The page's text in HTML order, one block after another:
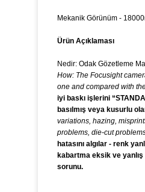
Mekanik Görünüm -
Ürün Açıklaması
Nedir: Odak Gözetleme
How: The Focusight
one and compared with
iyi baskı işlerini
basılmış veya kusurlu
variations, hazing,
problems, die-cut
hatasını algılar - renk
kabartma eksik ve
sorunu.